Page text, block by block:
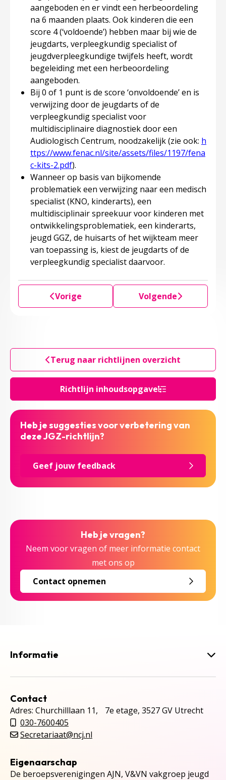
Richtlijn inhoudsopgave
aangeboden en er vindt een herbeoordeling
na 6 maanden plaats. Ook kinderen die een
score 4 (‘voldoende’) hebben maar bij wie de
jeugdarts, verpleegkundig specialist of
jeugdverpleegkundige twijfels heeft, wordt
begeleiding met een herbeoordeling
aangeboden.
Bij 0 of 1 punt is de score ‘onvoldoende’ en is
verwijzing door de jeugdarts of de
verpleegkundig specialist voor
multidisciplinaire diagnostiek door een
Audiologisch Centrum, noodzakelijk (zie ook: h
ttps://www.fenac.nl/site/assets/files/1197/fena
c-kits-2.pdf).
Wanneer op basis van bijkomende
problematiek een verwijzing naar een medisch
specialist (KNO, kinderarts), een
multidisciplinair spreekuur voor kinderen met
ontwikkelingsproblematiek, een kinderarts,
jeugd GGZ, de huisarts of het wijkteam meer
van toepassing is, kiest de jeugdarts of de
verpleegkundig specialist daarvoor.
Vorige Volgende
Terug naar richtlijnen overzicht
Heb je suggesties voor verbetering van
deze JGZ-richtlijn?
Geef jouw feedback
Heb je vragen?
Neem voor vragen of meer informatie contact
met ons op
Contact opnemen
Informatie
Contact
Adres: Churchilllaan 11, 7e etage, 3527 GV Utrecht
030-7600405
Secretariaat@ncj.nl
Eigenaarschap
De beroepsverenigingen AJN, V&VN vakgroep jeugd